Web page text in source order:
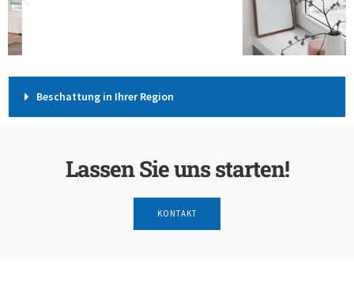
Beschattung in Ihrer Region
Lassen Sie uns starten!
KONTAKT